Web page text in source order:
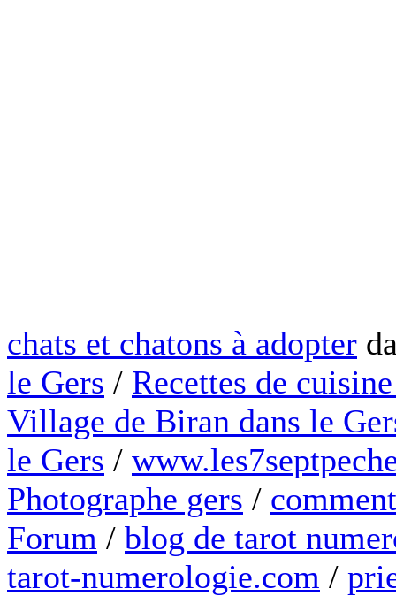
chats et chatons à adopter
le Gers / Recettes de
Village de Biran dans le
le Gers /
Photographe gers /
Forum / blog de tarot
tarot-numerologie.com /